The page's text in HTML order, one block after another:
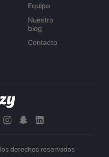
Equipo
Nuestro
blog
Contacto
derechos reservados